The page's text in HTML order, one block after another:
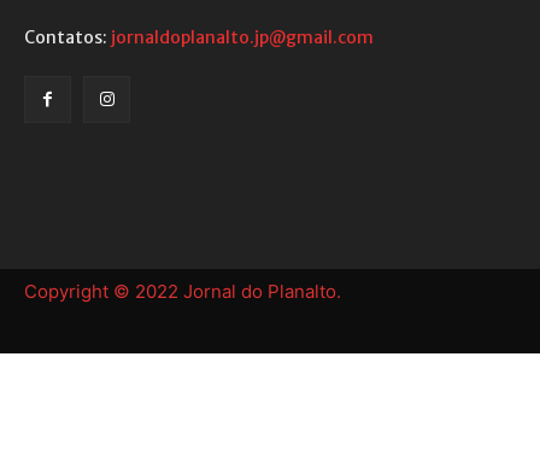
Contatos: jornaldoplanalto.jp@gmail.com
Copyright © 2022 Jornal do Planalto.